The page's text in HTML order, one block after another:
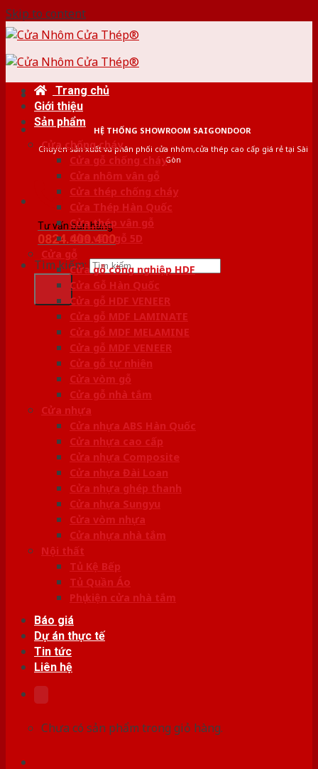
Skip to content
HỆ THỐNG SHOWROOM SAIGONDOOR
Chuyên sản xuất và phân phối cửa nhôm,cửa thép cao cấp giá rẻ tại Sài
Gòn
Tư vấn bán hàng
0824.400.400
Tìm kiếm:
Trang chủ
Giới thiệu
Sản phẩm
Cửa chống cháy
Cửa gỗ chống cháy
Cửa nhôm vân gỗ
Cửa thép chống cháy
Cửa Thép Hàn Quốc
Cửa thép vân gỗ
Cửa vân gỗ 5D
Cửa gỗ
Cửa gỗ công nghiệp HDF
Cửa Gỗ Hàn Quốc
Cửa gỗ HDF VENEER
Cửa gỗ MDF LAMINATE
Cửa gỗ MDF MELAMINE
Cửa gỗ MDF VENEER
Cửa gỗ tự nhiên
Cửa vòm gỗ
Cửa gỗ nhà tắm
Cửa nhựa
Cửa nhựa ABS Hàn Quốc
Cửa nhựa cao cấp
Cửa nhựa Composite
Cửa nhựa Đài Loan
Cửa nhựa ghép thanh
Cửa nhựa Sungyu
Cửa vòm nhựa
Cửa nhựa nhà tắm
Nội thất
Tủ Kệ Bếp
Tủ Quần Áo
Phụ kiện cửa nhà tắm
Báo giá
Dự án thực tế
Tin tức
Liên hệ
Chưa có sản phẩm trong giỏ hàng.